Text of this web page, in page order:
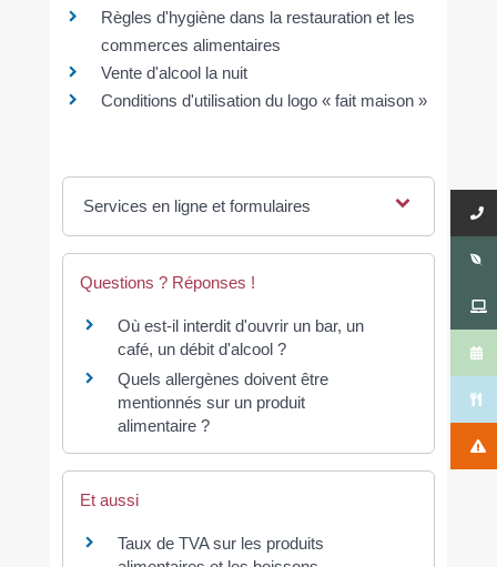
Règles d'hygiène dans la restauration et les
commerces alimentaires
Vente d'alcool la nuit
Conditions d'utilisation du logo « fait maison »
Services en ligne et formulaires
Questions ? Réponses !
Où est-il interdit d'ouvrir un bar, un
café, un débit d'alcool ?
Quels allergènes doivent être
mentionnés sur un produit
alimentaire ?
Et aussi
Taux de TVA sur les produits